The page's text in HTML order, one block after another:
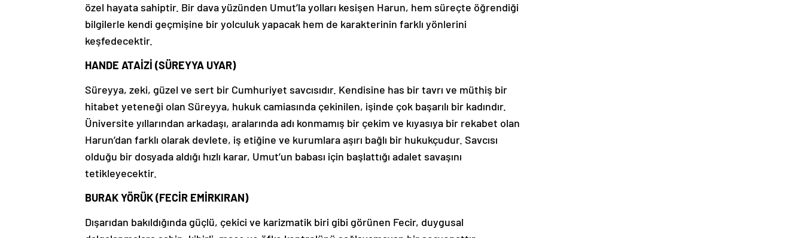
özel hayata sahiptir. Bir dava yüzünden Umut’la yolları kesişen Harun, hem süreçte öğrendiği
bilgilerle kendi geçmişine bir yolculuk yapacak hem de karakterinin farklı yönlerini
keşfedecektir.
HANDE ATAİZİ (SÜREYYA UYAR)
Süreyya, zeki, güzel ve sert bir Cumhuriyet savcısıdır. Kendisine has bir tavrı ve müthiş bir
hitabet yeteneği olan Süreyya, hukuk camiasında çekinilen, işinde çok başarılı bir kadındır.
Üniversite yıllarından arkadaşı, aralarında adı konmamış bir çekim ve kıyasıya bir rekabet olan
Harun’dan farklı olarak devlete, iş etiğine ve kurumlara aşırı bağlı bir hukukçudur. Savcısı
olduğu bir dosyada aldığı hızlı karar, Umut’un babası için başlattığı adalet savaşını
tetikleyecektir.
BURAK YÖRÜK (FECİR EMİRKIRAN)
Dışarıdan bakıldığında güçlü, çekici ve karizmatik biri gibi görünen Fecir, duygusal